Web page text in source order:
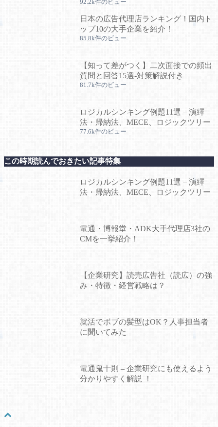
92.2k件のビュー
日本の広告代理店ランキング！国内ト
ップ10の大手企業を紹介！
85.8k件のビュー
【知って差がつく】二次面接での頻出
質問と回答15選-対策解説付き
81.7k件のビュー
ロジカルシンキング例題11選 – 演繹
法・帰納法、MECE、ロジックツリー
77.6k件のビュー
この時期読んでおきたい記事特集
ロジカルシンキング例題11選 – 演繹
法・帰納法、MECE、ロジックツリー
電通・博報堂・ADK大手代理店3社の
CMを一挙紹介！
【企業研究】読売広告社（読広）の強
み・特徴・経営戦略は？
就活でボブの髪型はOK？人事担当者
に聞いてみた
電通鬼十則 – 企業研究にも使えるよう
分かりやすく解説 ！